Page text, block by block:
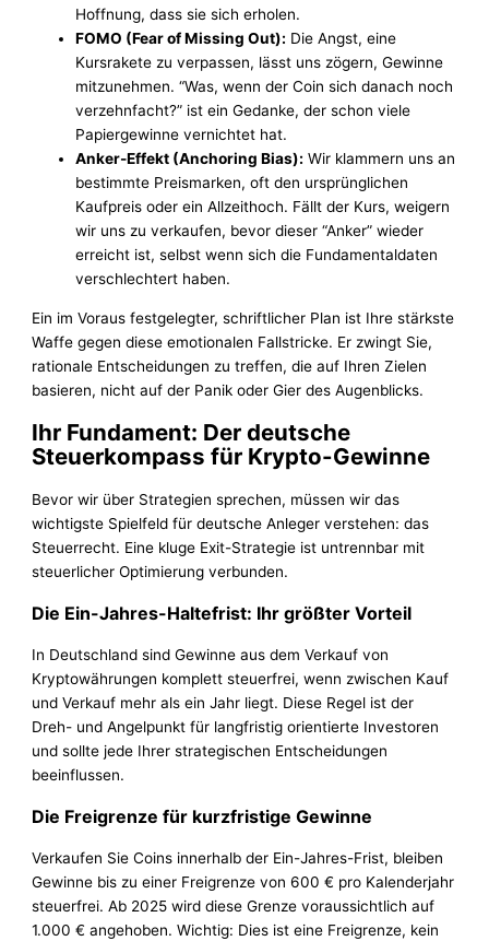
Hoffnung, dass sie sich erholen.
FOMO (Fear of Missing Out): Die Angst, eine
Kursrakete zu verpassen, lässt uns zögern, Gewinne
mitzunehmen. “Was, wenn der Coin sich danach noch
verzehnfacht?” ist ein Gedanke, der schon viele
Papiergewinne vernichtet hat.
Anker-Effekt (Anchoring Bias): Wir klammern uns an
bestimmte Preismarken, oft den ursprünglichen
Kaufpreis oder ein Allzeithoch. Fällt der Kurs, weigern
wir uns zu verkaufen, bevor dieser “Anker” wieder
erreicht ist, selbst wenn sich die Fundamentaldaten
verschlechtert haben.
Ein im Voraus festgelegter, schriftlicher Plan ist Ihre stärkste
Waffe gegen diese emotionalen Fallstricke. Er zwingt Sie,
rationale Entscheidungen zu treffen, die auf Ihren Zielen
basieren, nicht auf der Panik oder Gier des Augenblicks.
Ihr Fundament: Der deutsche
Steuerkompass für Krypto-Gewinne
Bevor wir über Strategien sprechen, müssen wir das
wichtigste Spielfeld für deutsche Anleger verstehen: das
Steuerrecht. Eine kluge Exit-Strategie ist untrennbar mit
steuerlicher Optimierung verbunden.
Die Ein-Jahres-Haltefrist: Ihr größter Vorteil
In Deutschland sind Gewinne aus dem Verkauf von
Kryptowährungen komplett steuerfrei, wenn zwischen Kauf
und Verkauf mehr als ein Jahr liegt. Diese Regel ist der
Dreh- und Angelpunkt für langfristig orientierte Investoren
und sollte jede Ihrer strategischen Entscheidungen
beeinflussen.
Die Freigrenze für kurzfristige Gewinne
Verkaufen Sie Coins innerhalb der Ein-Jahres-Frist, bleiben
Gewinne bis zu einer Freigrenze von 600 € pro Kalenderjahr
steuerfrei. Ab 2025 wird diese Grenze voraussichtlich auf
1.000 € angehoben. Wichtig: Dies ist eine Freigrenze, kein